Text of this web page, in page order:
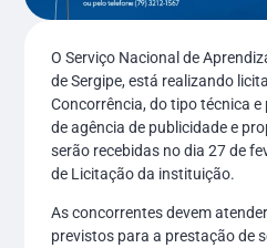
O Serviço Nacional de
de Sergipe, está realizando
Concorrência, do tipo técnica
de agência de publicidade e
serão recebidas no dia 27 de
de Licitação da instituição.
As concorrentes devem
previstos para a prestação de